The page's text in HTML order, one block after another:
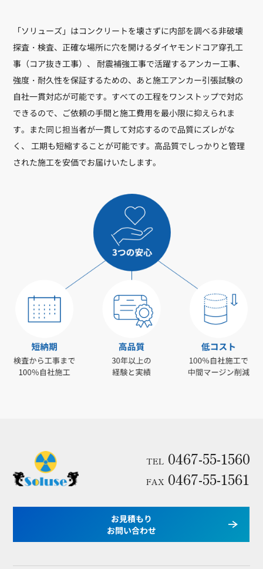
「ソリューズ」はコンクリートを壊さずに内部を調べる非破壊
探査・検査、正確な場所に穴を開けるダイヤモンドコア穿孔工
事（コア抜き工事）、 耐震補強工事で活躍するアンカー工事、
強度・耐久性を保証するための、あと施工アンカー引張試験の
自社一貫対応が可能です。すべての工程をワンストップで対応
できるので、ご依頼の手間と施工費用を最小限に抑えられま
す。また同じ担当者が一貫して対応するので品質にズレがな
く、 工期も短縮することが可能です。高品質でしっかりと管理
された施工を安価でお届けいたします。
TEL 0467-55-1560
FAX 0467-55-1561
お見積もり
お問い合わせ